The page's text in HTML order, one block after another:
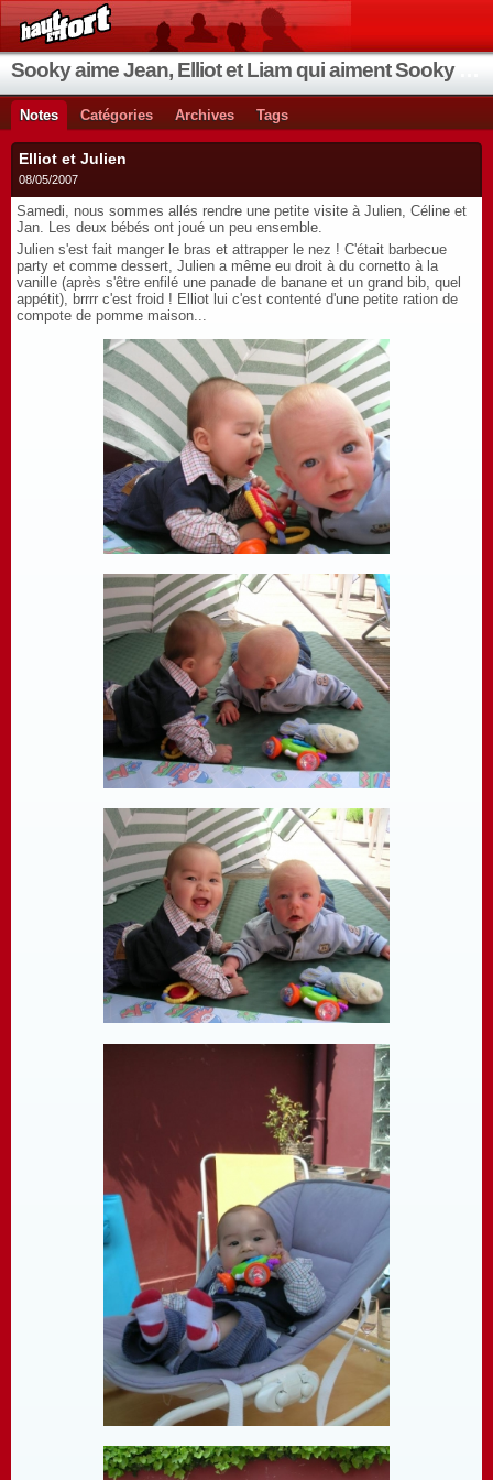
Notes Catégories Archives Tags
Elliot et Julien
08/05/2007
Samedi, nous sommes allés rendre une petite visite à Julien, Céline et
Jan. Les deux bébés ont joué un peu ensemble.
Julien s'est fait manger le bras et attrapper le nez ! C'était barbecue
party et comme dessert, Julien a même eu droit à du cornetto à la
vanille (après s'être enfilé une panade de banane et un grand bib, quel
appétit), brrrr c'est froid ! Elliot lui c'est contenté d'une petite ration de
compote de pomme maison...